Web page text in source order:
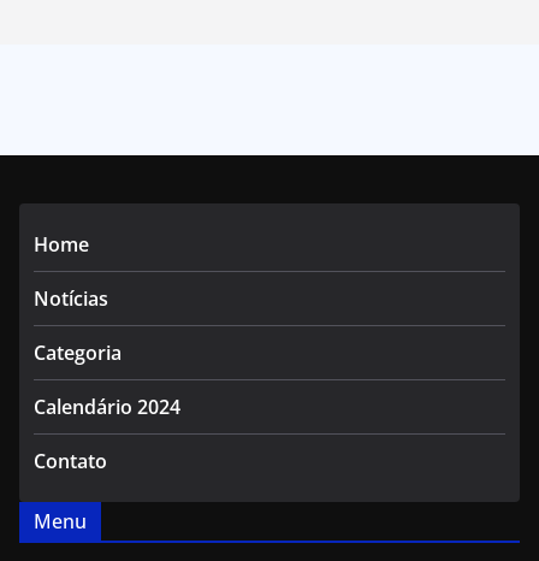
Home
Notícias
Categoria
Calendário 2024
Contato
Menu